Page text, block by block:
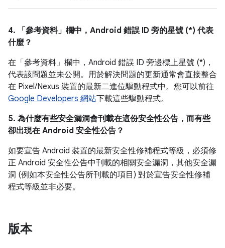
4. 「參考資料」 欄中，Android 錯誤 ID 旁的星號 (*) 代表
什麼？
在「參考資料」 欄中，Android 錯誤 ID 旁邊標上星號 (*)，
代表該問題並未公開。用於解決問題的更新通常會直接整合
在 Pixel/Nexus 裝置的最新二進位驅動程式中。您可以前往
Google Developers 網站下載這些驅動程式。
5. 為什麼有些安全漏洞會刊載在這份安全性公告，而有些
卻出現在 Android 安全性公告？
如要宣告 Android 裝置的最新安全性修補程式等級，必須修
正 Android 安全性公告中刊載的相關安全漏洞，其他安全漏
洞 (例如本安全性公告所刊載的項目) 對於宣告安全性修補
程式等級並非必要。
版本